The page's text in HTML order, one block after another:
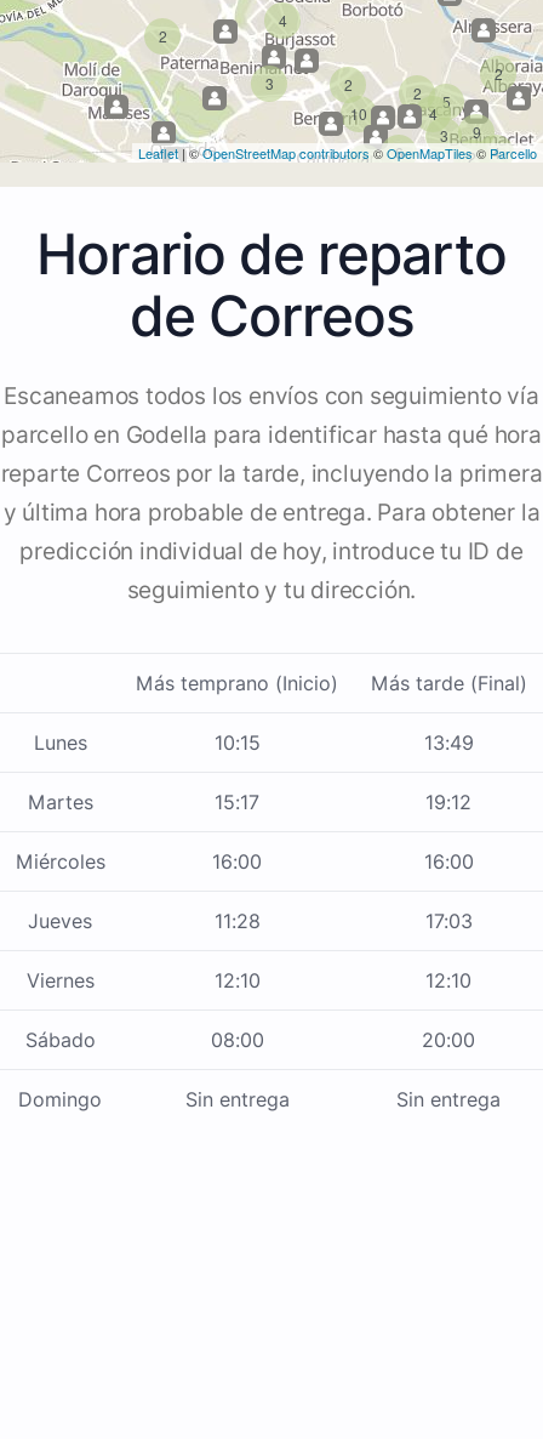
2
3
4
2 6
2
10
2
2
4
5
3
4
2
9
Leaflet| ©OpenStreetMap contributors ©OpenMapTiles© Parcello
Horario de reparto
de Correos
Escaneamos todos los envíos con seguimiento vía
parcello en Godella para identificar hasta qué hora
reparte Correos por la tarde, incluyendo la primera
y última hora probable de entrega. Para obtener la
predicción individual de hoy, introduce tu ID de
seguimiento y tu dirección.
Más temprano (Inicio) Más tarde (Final)
Lunes 10:15 13:49
Martes 15:17 19:12
Miércoles 16:00 16:00
Jueves 11:28 17:03
Viernes 12:10 12:10
Sábado 08:00 20:00
Domingo Sin entrega Sin entrega